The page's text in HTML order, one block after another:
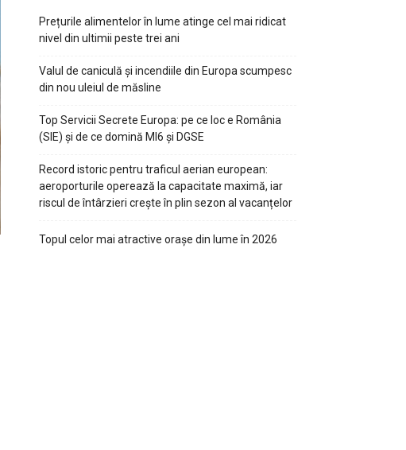
Prețurile alimentelor în lume atinge cel mai ridicat
nivel din ultimii peste trei ani
Valul de caniculă și incendiile din Europa scumpesc
din nou uleiul de măsline
Top Servicii Secrete Europa: pe ce loc e România
(SIE) și de ce domină MI6 și DGSE
Record istoric pentru traficul aerian european:
aeroporturile operează la capacitate maximă, iar
riscul de întârzieri crește în plin sezon al vacanțelor
Topul celor mai atractive orașe din lume în 2026